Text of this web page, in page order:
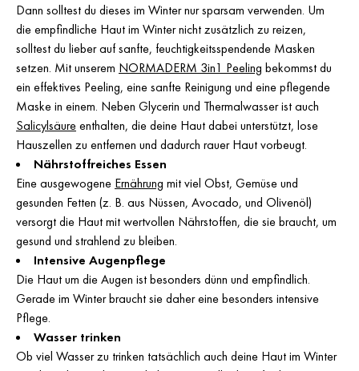
Dann solltest du dieses im Winter nur sparsam verwenden. Um
die empfindliche Haut im Winter nicht zusätzlich zu reizen,
solltest du lieber auf sanfte, feuchtigkeitsspendende Masken
setzen. Mit unserem NORMADERM 3in1 Peeling bekommst du
ein effektives Peeling, eine sanfte Reinigung und eine pflegende
Maske in einem. Neben Glycerin und Thermalwasser ist auch
Salicylsäureenthalten, die deine Haut dabei unterstützt, lose
Hauszellen zu entfernen und dadurch rauer Haut vorbeugt.
Nährstoffreiches Essen
Eine ausgewogene Ernährung mit viel Obst, Gemüse und
gesunden Fetten (z. B. aus Nüssen, Avocado, und Olivenöl)
versorgt die Haut mit wertvollen Nährstoffen, die sie braucht, um
gesund und strahlend zu bleiben.
Intensive Augenpflege
Die Haut um die Augen ist besonders dünn und empfindlich.
Gerade im Winter braucht sie daher eine besonders intensive
Pflege.
Wasser trinken
Ob viel Wasser zu trinken tatsächlich auch deine Haut im Winter